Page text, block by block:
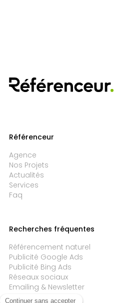
Référenceur
Agence
Nos Projets
Actualités
Services
Faq
Recherches fréquentes
Référencement naturel
Publicité Google Ads
Publicité Bing Ads
Réseaux sociaux
Emailing & Newsletter
Agence SEO